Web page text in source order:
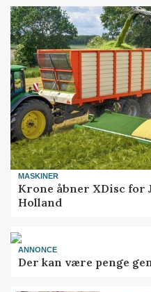
MASKINER
Krone åbner XDisc for
Holland
ANNONCE
Der kan være penge